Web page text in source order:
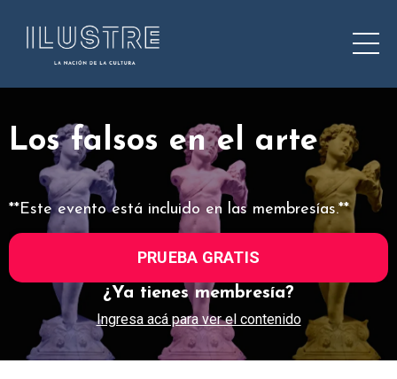
Los falsos en el arte
**Este evento está incluido en las membresías.**
PRUEBA GRATIS
¿Ya tienes membresía?
Ingresa acá para ver el contenido